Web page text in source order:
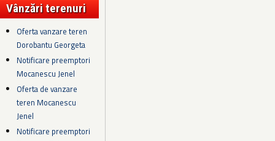
Vânzări terenuri
Oferta vanzare teren
Dorobantu Georgeta
Notificare preemptori
Mocanescu Jenel
Oferta de vanzare
teren Mocanescu
Jenel
Notificare preemptori